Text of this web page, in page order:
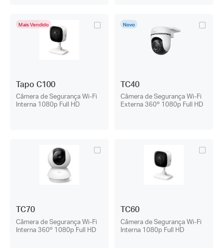
Mais Vendido
Tapo C100
Câmera de Segurança Wi-Fi
Interna 1080p Full HD
Novo
TC40
Câmera de Segurança Wi-Fi
Externa 360º 1080p Full HD
TC70
Câmera de Segurança Wi-Fi
Interna 360º 1080p Full HD
TC60
Câmera de Segurança Wi-Fi
Interna 1080p Full HD